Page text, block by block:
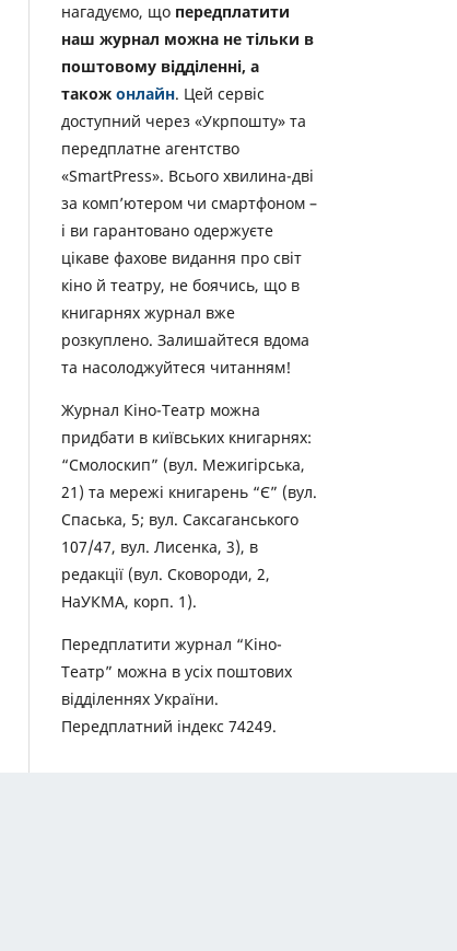
нагадуємо, що передплатити
наш журнал можна не тільки в
поштовому відділенні, а
також онлайн. Цей сервіс
доступний через «Укрпошту» та
передплатне агентство
«SmartPress». Всього хвилина-дві
за комп’ютером чи смартфоном –
і ви гарантовано одержуєте
цікаве фахове видання про світ
кіно й театру, не боячись, що в
книгарнях журнал вже
розкуплено. Залишайтеся вдома
та насолоджуйтеся читанням!
Журнал Кіно-Театр можна
придбати в київських книгарнях:
“Смолоскип” (вул. Межигірська,
21) та мережі книгарень “Є” (вул.
Спаська, 5; вул. Саксаганського
107/47, вул. Лисенка, 3), в
редакції (вул. Сковороди, 2,
НаУКМА, корп. 1).
Передплатити журнал “Кіно-
Театр” можна в усіх поштових
відділеннях України.
Передплатний індекс 74249.